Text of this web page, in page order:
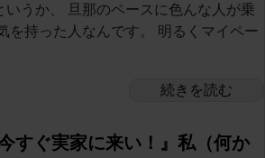
いうか、 旦那のペースに色んな人が乗
を持った人なんです。 明るくマイペー
続きを読む
すぐ実家に来い！』私（何か